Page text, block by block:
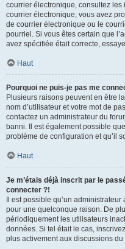
courrier électronique, consultez les
courrier électronique, vous avez
de courrier électronique ou le
pourriel. Si vous êtes certain que
avez spécifiée était correcte,
Haut
Pourquoi ne puis-je pas me
Plusieurs raisons peuvent en être
nom d’utilisateur et votre mot de
contactez un administrateur du
banni. Il est également possible
problème de configuration et qu’il
Haut
Je m’étais déjà inscrit par le
connecter ?!
Il est possible qu’un
pour une quelconque raison. De
périodiquement les utilisateurs
données. Si tel était le cas,
plus activement aux discussions du